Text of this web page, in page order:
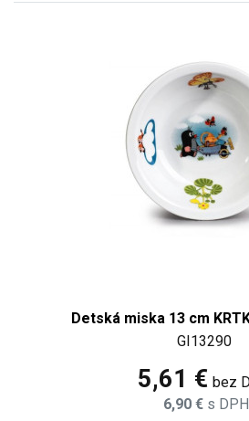
Detská miska 13 cm
GI13290
5,61 € bez
6,90 € s DPH